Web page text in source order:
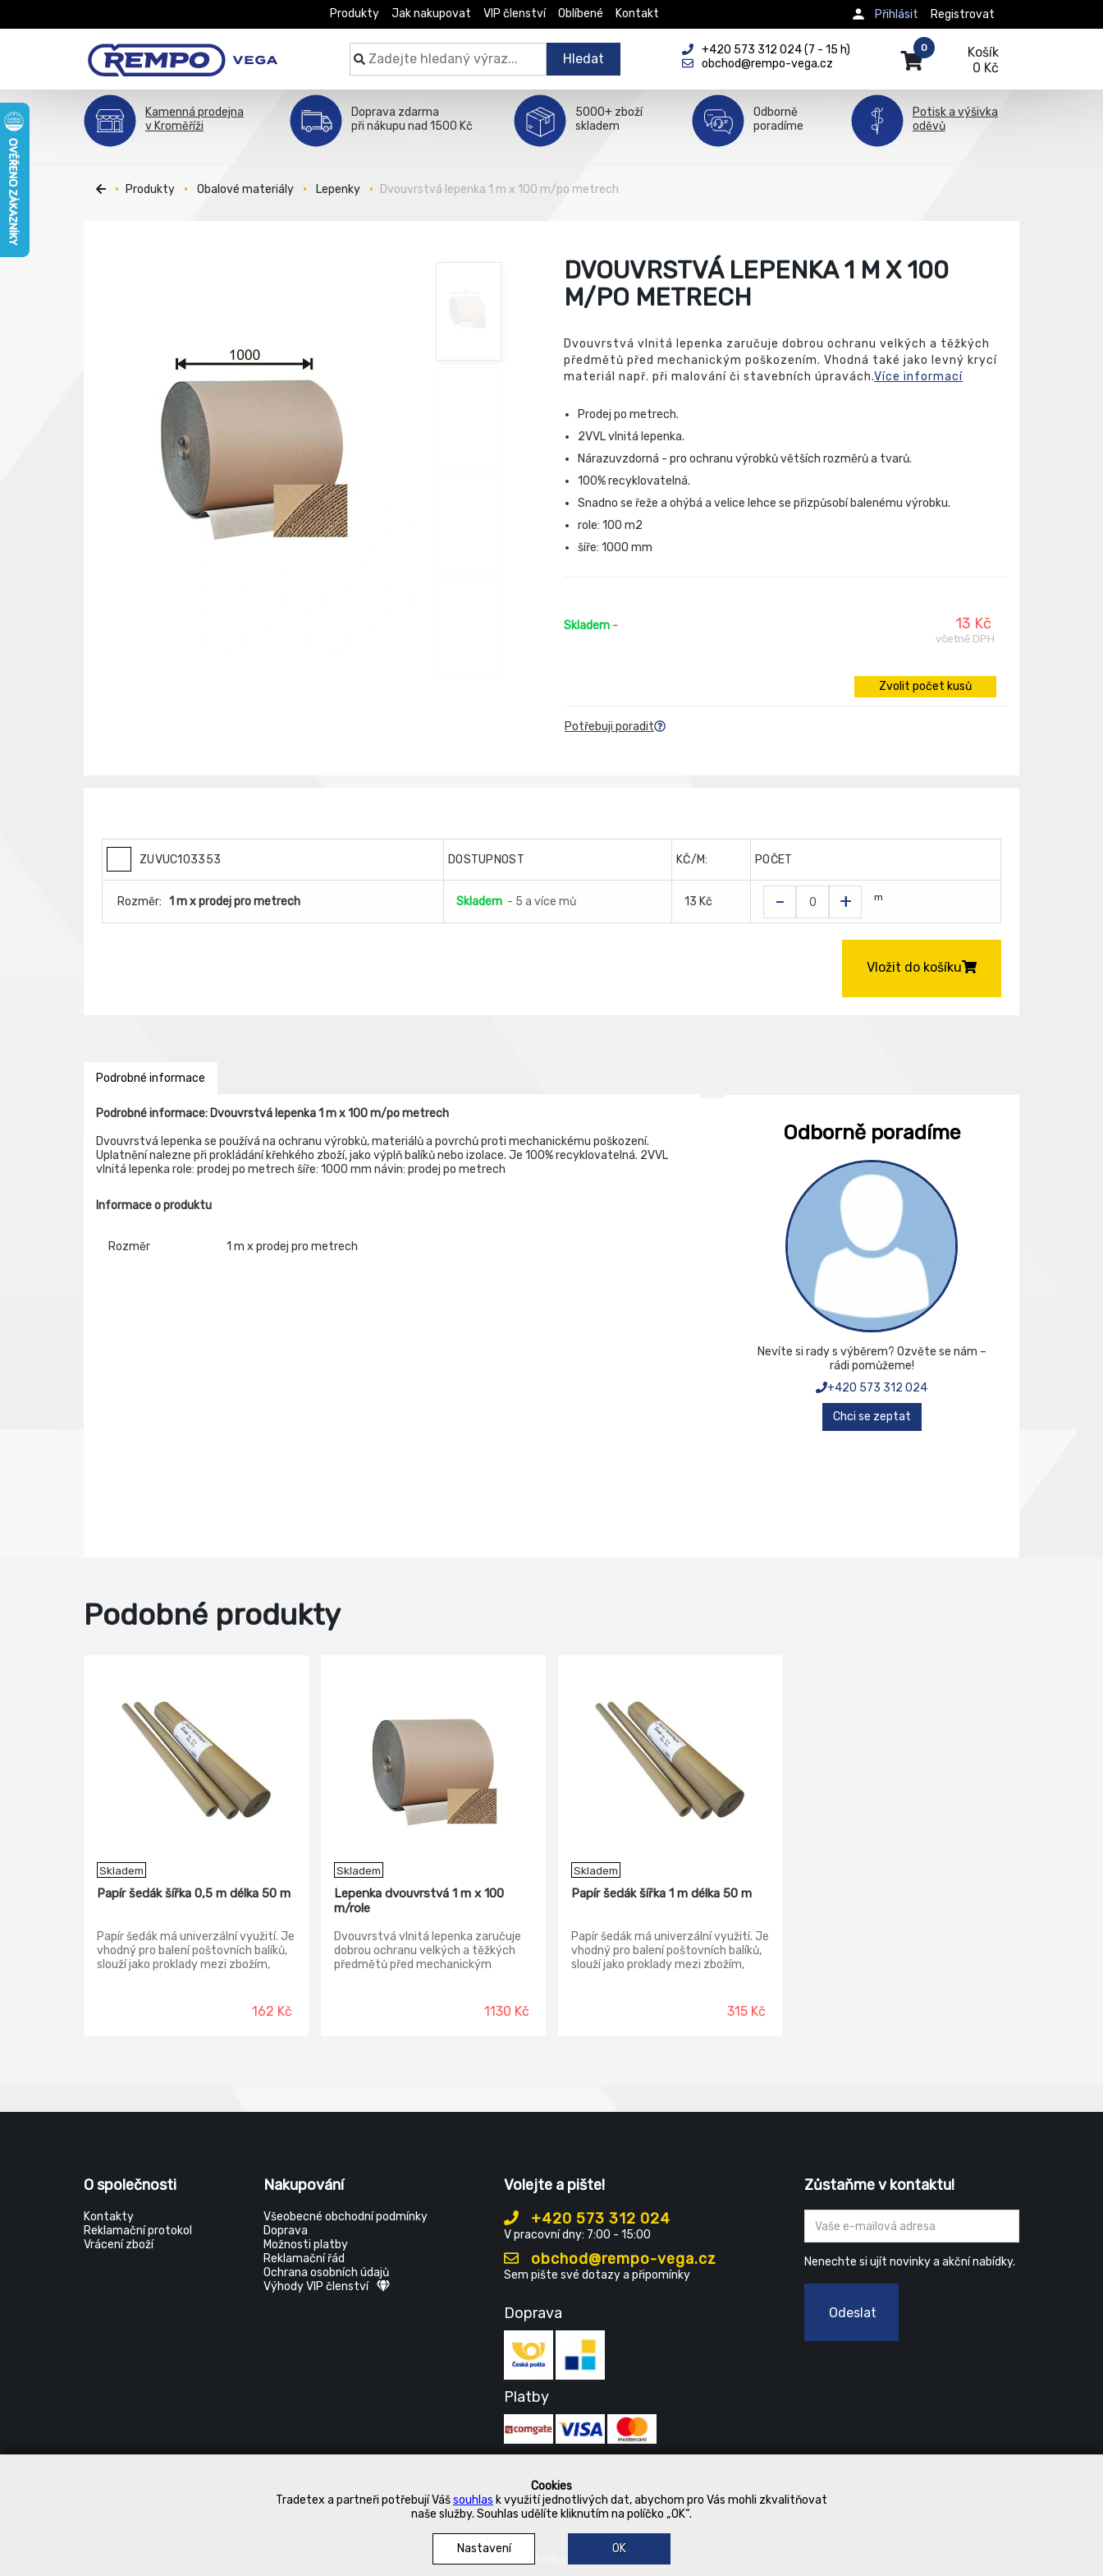
Cookies
Tradetex a partneři potřebují Vášsouhlas k využití jednotlivých dat, abychom pro Vás mohli zkvalitňovat
naše služby. Souhlas udělíte kliknutím na políčko „OK“.
Nastavení OK
Produkty Jak nakupovat VIP členství Oblíbené Kontakt Registrovat
Přihlásit
Hledat
+420 573 312 024 (7 - 15 h)
obchod@rempo-vega.cz
Košík
0 Kč
0
Kamenná prodejna
v Kroměříži
Doprava zdarma
při nákupu nad 1500 Kč
5000+ zboží
skladem
Odborně
poradíme
Potisk a výšivka
oděvů
Produkty Obalové materiály Lepenky Dvouvrstvá lepenka 1 m x 100 m/po metrech
DVOUVRSTVÁ LEPENKA 1 M X 100
M/PO METRECH
Dvouvrstvá vlnitá lepenka zaručuje dobrou ochranu velkých a těžkých
předmětů před mechanickým poškozením. Vhodná také jako levný krycí
materiál např. při malování či stavebních úpravách.Více informací
Prodej po metrech.
2VVL vlnitá lepenka.
Nárazuvzdorná - pro ochranu výrobků větších rozměrů a tvarů.
100% recyklovatelná.
Snadno se řeže a ohýbá a velice lehce se přizpůsobí balenému výrobku.
role: 100 m2
šíře: 1000 mm
Skladem - 13 Kč
včetně DPH
Zvolit počet kusů
Potřebuji poradit
ZUVUC103353 DOSTUPNOST KČ/M: POČET
Rozměr: 1 m x prodej pro metrech Skladem - 5 a více mů 13 Kč - + m
Vložit do košíku
Podrobné informace
Podrobné informace: Dvouvrstvá lepenka 1 m x 100 m/po metrech
Dvouvrstvá lepenka se používá na ochranu výrobků, materiálů a povrchů proti mechanickému poškození.
Uplatnění nalezne při prokládání křehkého zboží, jako výplň balíků nebo izolace. Je 100% recyklovatelná. 2VVL
vlnitá lepenka role: prodej po metrech šíře: 1000 mm návin: prodej po metrech
Informace o produktu
Rozměr 1 m x prodej pro metrech
Odborně poradíme
Nevíte si rady s výběrem? Ozvěte se nám –
rádi pomůžeme!
+420 573 312 024
Chci se zeptat
Podobné produkty
Skladem
Papír šedák šířka 0,5 m délka 50 m
Papír šedák má univerzální využití. Je
vhodný pro balení poštovních balíků,
slouží jako proklady mezi zbožím,
162 Kč
Skladem
Lepenka dvouvrstvá 1 m x 100
m/role
Dvouvrstvá vlnitá lepenka zaručuje
dobrou ochranu velkých a těžkých
předmětů před mechanickým
1130 Kč
Skladem
Papír šedák šířka 1 m délka 50 m
Papír šedák má univerzální využití. Je
vhodný pro balení poštovních balíků,
slouží jako proklady mezi zbožím,
315 Kč
O společnosti
Kontakty
Reklamační protokol
Vrácení zboží
Nakupování
Všeobecné obchodní podmínky
Doprava
Možnosti platby
Reklamační řád
Ochrana osobních údajů
Výhody VIP členství
Volejte a pište!
+420 573 312 024
V pracovní dny: 7:00 - 15:00
obchod@rempo-vega.cz
Sem pište své dotazy a připomínky
Doprava
Platby
Zůstaňme v kontaktu!
Nenechte si ujít novinky a akční nabídky.
Odeslat